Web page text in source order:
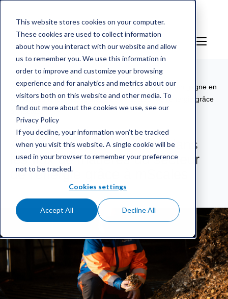
This website stores cookies on your computer.
These cookies are used to collect information
about how you interact with our website and allow
us to remember you. We use this information in
order to improve and customize your browsing
experience and for analytics and metrics about our
visitors both on this website and other media. To
find out more about the cookies we use, see our
Privacy Policy
If you decline, your information won’t be tracked
when you visit this website. A single cookie will be
used in your browser to remember your preference
not to be tracked.
Cookies settings
Accept All Decline All
mScales weighing service/ Les références/ Adven gagne en
visibilité dans les flux de matières du secteur de l'énergie grâce
à mScales
Adven gagne en visibilité dans
les flux de matières du secteur
de l'énergie grâce à mScales